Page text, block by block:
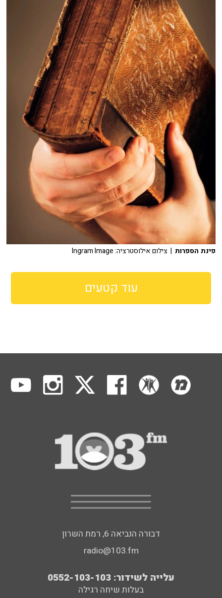
פינת הספרות | צילום אילוסטרציה: Ingram Image
עוד קטעים
דבורה הנביאה 6, רמת השרון
radio@103.fm
עלייה לשידור: 0552-103-103
בעלות שיחה רגילה